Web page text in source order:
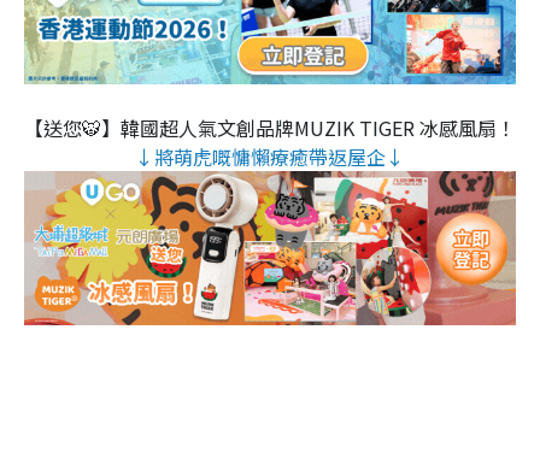
【送您🐯】韓國超人氣文創品牌MUZIK TIGER 冰感風扇！
↓將萌虎嘅慵懶療癒帶返屋企↓